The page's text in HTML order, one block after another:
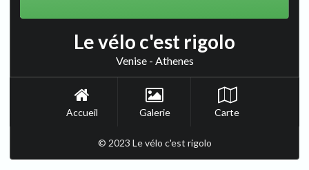
Le vélo c'est rigolo
Venise - Athenes
Accueil Galerie Carte
© 2023 Le vélo c'est rigolo